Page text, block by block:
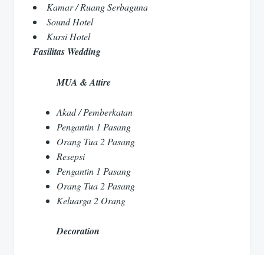
Kamar / Ruang Serbaguna
Sound Hotel
Kursi Hotel
Fasilitas Wedding
MUA & Attire
Akad / Pemberkatan
Pengantin 1 Pasang
Orang Tua 2 Pasang
Resepsi
Pengantin 1 Pasang
Orang Tua 2 Pasang
Keluarga 2 Orang
Decoration